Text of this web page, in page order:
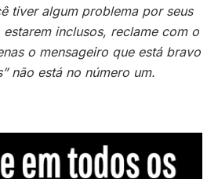
tiver algum problema por seus
inclusos, reclame com o
o mensageiro que está bravo
não está no número um.